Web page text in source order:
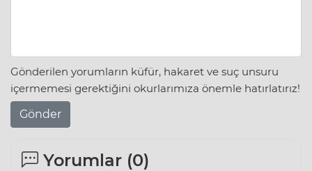
Gönderilen yorumların küfür, hakaret ve suç unsuru
içermemesi gerektiğini okurlarımıza önemle hatırlatırız!
Gönder
Yorumlar (0)